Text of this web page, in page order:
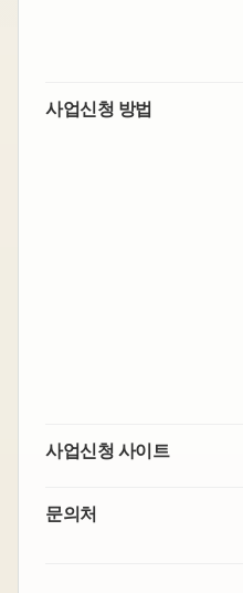
사업신청 방법
사업신청 사이트
문의처